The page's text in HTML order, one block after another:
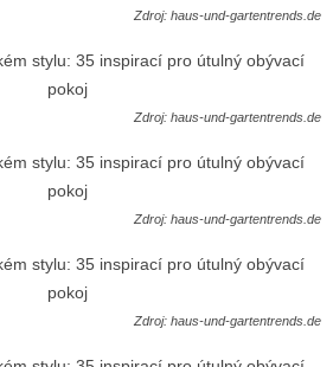
Zdroj: haus-und-gartentrends.de
Zdroj: haus-und-gartentrends.de
Zdroj: haus-und-gartentrends.de
Zdroj: haus-und-gartentrends.de